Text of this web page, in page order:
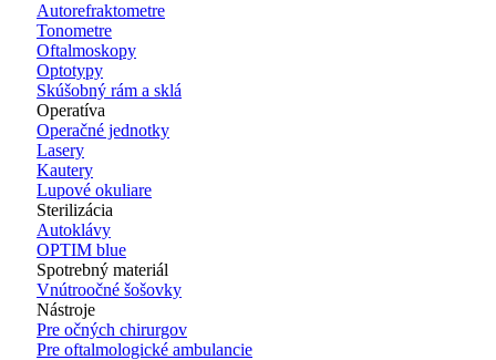
Autorefraktometre
Tonometre
Oftalmoskopy
Optotypy
Skúšobný rám a sklá
Operatíva
Operačné jednotky
Lasery
Kautery
Lupové okuliare
Sterilizácia
Autoklávy
OPTIM blue
Spotrebný materiál
Vnútroočné šošovky
Nástroje
Pre očných chirurgov
Pre oftalmologické ambulancie